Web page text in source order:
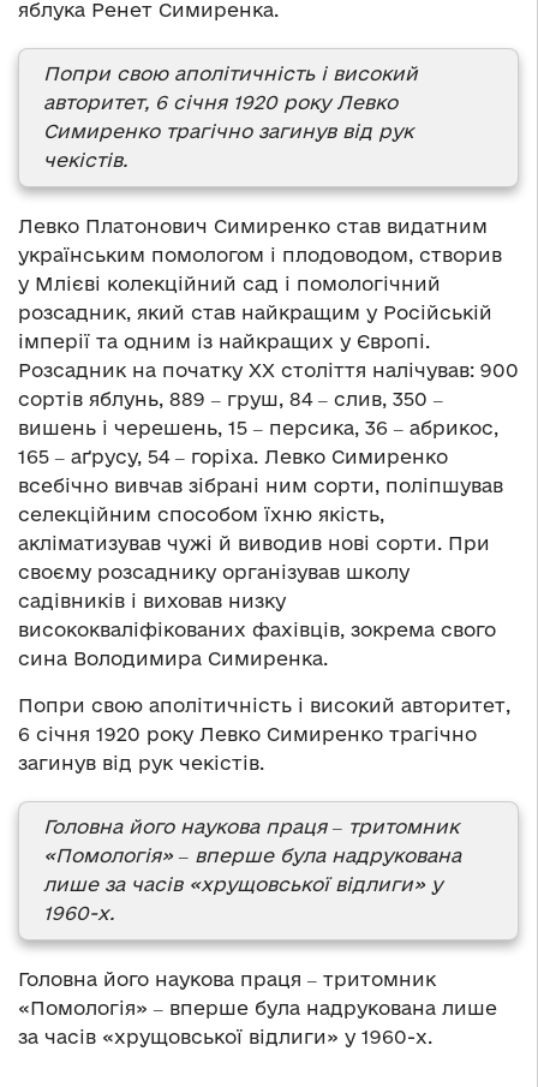
яблука Ренет Симиренка.
Попри свою аполітичність і високий
авторитет, 6 січня 1920 року Левко
Симиренко трагічно загинув від рук
чекістів.
Левко Платонович Симиренко став видатним
українським помологом і плодоводом, створив
у Млієві колекційний сад і помологічний
розсадник, який став найкращим у Російській
імперії та одним із найкращих у Європі.
Розсадник на початку ХХ століття налічував: 900
сортів яблунь, 889 ‒ груш, 84 ‒ слив, 350 ‒
вишень і черешень, 15 ‒ персика, 36 ‒ абрикос,
165 ‒ аґрусу, 54 ‒ горіха. Левко Симиренко
всебічно вивчав зібрані ним сорти, поліпшував
селекційним способом їхню якість,
акліматизував чужі й виводив нові сорти. При
своєму розсаднику організував школу
садівників і виховав низку
висококваліфікованих фахівців, зокрема свого
сина Володимира Симиренка.
Попри свою аполітичність і високий авторитет,
6 січня 1920 року Левко Симиренко трагічно
загинув від рук чекістів.
Головна його наукова праця ‒ тритомник
«Помологія» ‒ вперше була надрукована
лише за часів «хрущовської відлиги» у
1960-х.
Головна його наукова праця ‒ тритомник
«Помологія» ‒ вперше була надрукована лише
за часів «хрущовської відлиги» у 1960-х.